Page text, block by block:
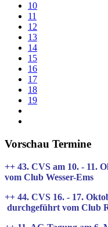
10
11
12
13
14
15
16
17
18
19
Vorschau Termine
++ 43. CVS am 10. - 11.
vom Club Wesser-Ems
++ 44. CVS 16. - 17.
durchgeführt vom Club